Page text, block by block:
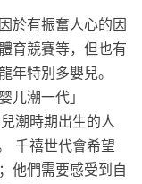
於有振奮人心的因
育競賽等，但也有
年特別多嬰兒。
儿潮一代」
潮時期出生的人
千禧世代會希望
他們需要感受到自